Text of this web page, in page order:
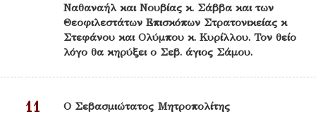
Ναθαναήλ και Νουβίας κ. Σάββα και των
Θεοφιλεστάτων Επισκόπων Στρατονικείας κ
Στεφάνου και Ολύμπου κ. Κυρίλλου. Τον θείο
λόγο θα κηρύξει ο Σεβ. άγιος Σάμου.
11
Ο Σεβασμιώτατος Μητροπολίτης